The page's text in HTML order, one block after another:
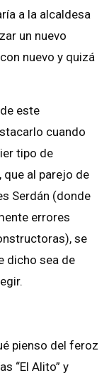
a la alcaldesa
un nuevo
nuevo y quizá
este
cuando
tipo de
al parejo de
Serdán (donde
errores
se
dicho sea de
pienso del feroz
“El Alito” y